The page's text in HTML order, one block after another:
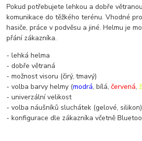
Pokud potřebujete lehkou a dobře
komunikace do těžkého terénu. Vhodné
hasiče, práce v podvěsu a jiné. Helmu je
přání zákazníka.
- lehká helma
- dobře větraná
- možnost visoru (čirý, tmavý)
- volba barvy helmy (modrá, bílá,červená,
- univerzální velikost
- volba náušníků sluchátek (gelové, silikon)
- konfigurace dle zákazníka včetně